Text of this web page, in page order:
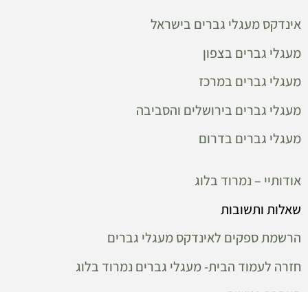
אינדקס מעגלי גברים בישראל
מעגלי גברים בצפון
מעגלי גברים במרכז
מעגלי גברים בירושלים והסביבה
מעגלי גברים בדרום
אודותיי – נמרוד בלוג
שאלות ותשובות
הרשמת ספקים לאינדקס מעגלי גברים
חזרה לעמוד הבית- מעגלי גברים נמרוד בלוג